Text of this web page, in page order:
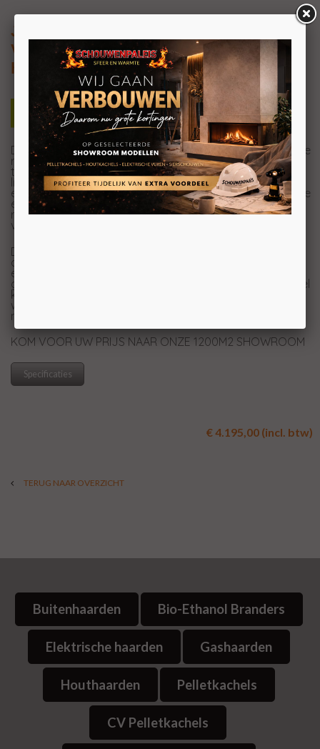
JAcobus 9 Kwadraat tunnel
Vrijstaande doorkijk houtkachel met
houtvak 9kW
De JAcobus 9 Kwadraat vrijstaand tunnel is, net zoals de
rest van de JAcobus kachels, een strak model dat goed
tot zijn recht komt in een moderne woning. Met strakke
lijnen, geavanceerde technologie en ongeëvenaarde
efficiëntie, zal deze haard uw verwachtingen van warmte
en sfeer in huis overtreffen. Houdt u meer van een
robuuste uitstraling? Dan kunt u ook voor de betonnen
variant kiezen.
De hoogte van de kachel wordt bepaald door het
onderstel. Deze heeft standaard een hoogte van 90 cm
en is als maatwerk in iedere afmeting verkrijgbaar. Dat
geldt voor zowel de hoogte als de breedte, het onderstel
kan dus ook breder dan de kachel worden geleverd
waardoor er een soort plateau wordt gecreëerd. De
mogelijkheden zijn eindeloos bij de Kwadraat serie!
KOM VOOR UW PRIJS NAAR ONZE 1200M2 SHOWROOM
Specificaties
€ 4.195,00 (incl. btw)
TERUG NAAR OVERZICHT
Buitenhaarden Bio-Ethanol Branders
Elektrische haarden Gashaarden
Houthaarden Pelletkachels
CV Pelletkachels